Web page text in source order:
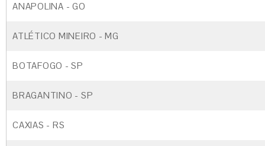
ANAPOLINA - GO
ATLÉTICO MINEIRO - MG
BOTAFOGO - SP
BRAGANTINO - SP
CAXIAS - RS